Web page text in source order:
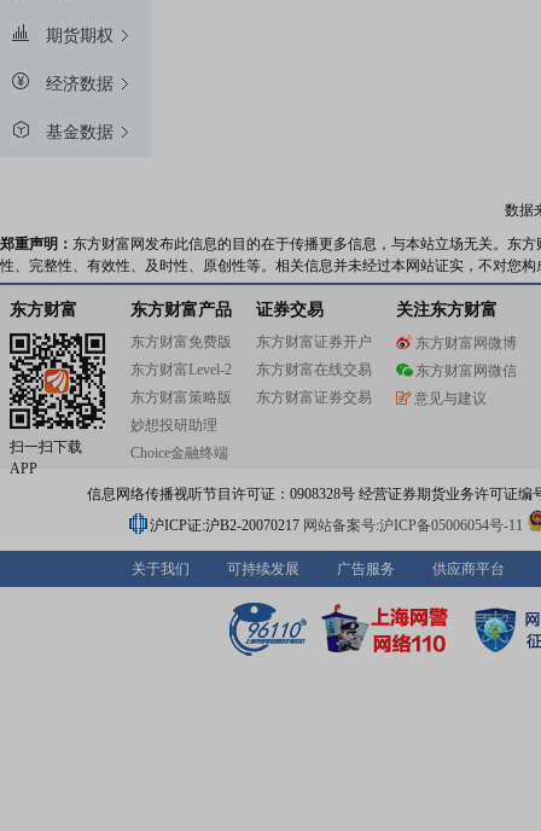
期货期权
经济数据
基金数据
数据
郑重声明： 东方财富网发布此信息的目的在于传播更多信息，与本站立场无关。东
性、完整性、有效性、及时性、原创性等。相关信息并未经过本网站证实，不对您
东方财富
扫一扫下载
APP
东方财富产品
东方财富免费版
东方财富Level-2
东方财富策略版
妙想投研助理
Choice金融终端
证券交易
东方财富证券开户
东方财富在线交易
东方财富证券交易
关注东方财富
东方财富网微博
东方财富网微信
意见与建议
信息网络传播视听节目许可证：0908328号 经营证券期货业务许可证编
沪ICP证:沪B2-20070217 网站备案号:沪ICP备05006054号-11
关于我们 可持续发展 广告服务 供应商平台